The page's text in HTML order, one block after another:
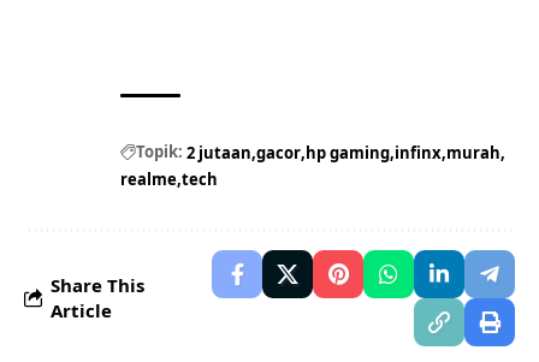
Topik: 2 jutaan gacor hp gaming infinx murah
realme tech
Share This
Article